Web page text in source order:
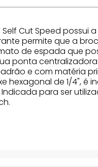
Self Cut Speed
permite que a
de espada que
ponta
e com matéria
hexagonal de 1/4",
para ser